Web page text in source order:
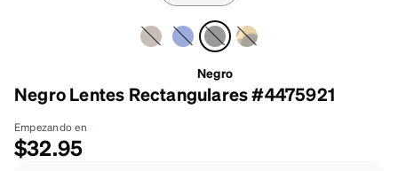
Negro
Negro Lentes Rectangulares #4475921
Empezando en
$32.95